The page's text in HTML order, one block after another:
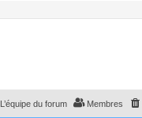
Membres
L’équipe du forum